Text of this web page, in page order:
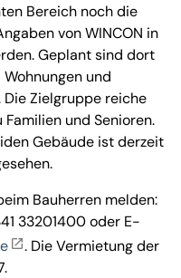
Bereich noch die
von WINCON in
Geplant sind dort
und
Zielgruppe reiche
und Senioren.
Gebäude ist derzeit
Bauherren melden:
33201400 oder E-
. Die Vermietung der